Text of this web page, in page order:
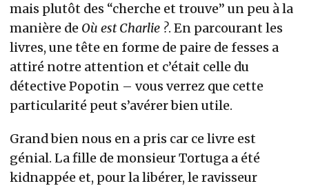
mais plutôt des “cherche et trouve” un peu à la
manière de Où est Charlie ?. En parcourant les
livres, une tête en forme de paire de fesses a
attiré notre attention et c’était celle du
détective Popotin – vous verrez que cette
particularité peut s’avérer bien utile.
Grand bien nous en a pris car ce livre est
génial. La fille de monsieur Tortuga a été
kidnappée et, pour la libérer, le ravisseur